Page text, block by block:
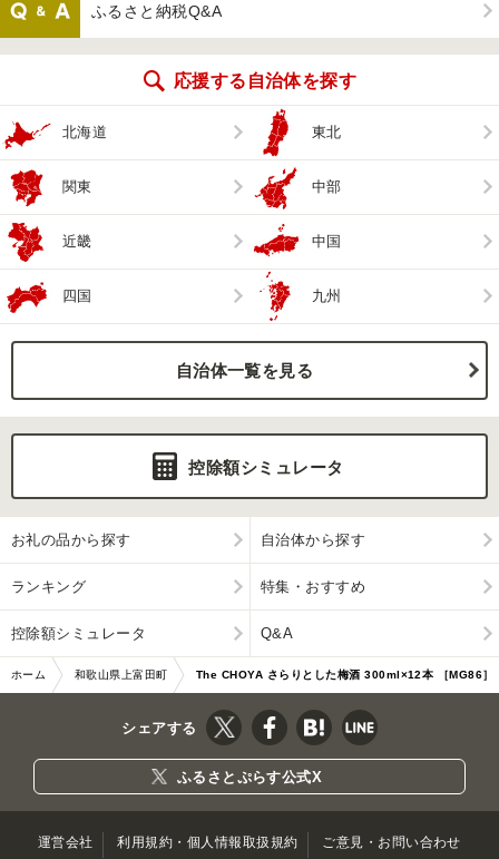
ふるさと納税Q&A
応援する自治体を探す
北海道 東北
関東 中部
近畿 中国
四国 九州
自治体一覧を見る
控除額シミュレータ
お礼の品から探す 自治体から探す
ランキング 特集・おすすめ
控除額シミュレータ Q&A
ホーム 和歌山県上富田町 The CHOYA さらりとした梅酒 300ml×12本 ［MG86］
シェアする
ふるさとぷらす公式X
運営会社 利用規約・個人情報取扱規約 ご意見・お問い合わせ